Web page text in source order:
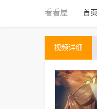
看看屋 首页
视频详细